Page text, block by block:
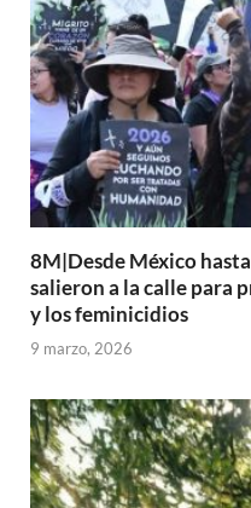
8M|Desde México
salieron a la calle para
y los feminicidios
9 marzo, 2026